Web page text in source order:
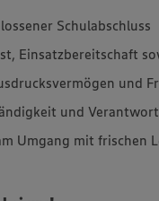
Schulabschluss
Einsatzbereitschaft
und
und
Umgang mit frischen